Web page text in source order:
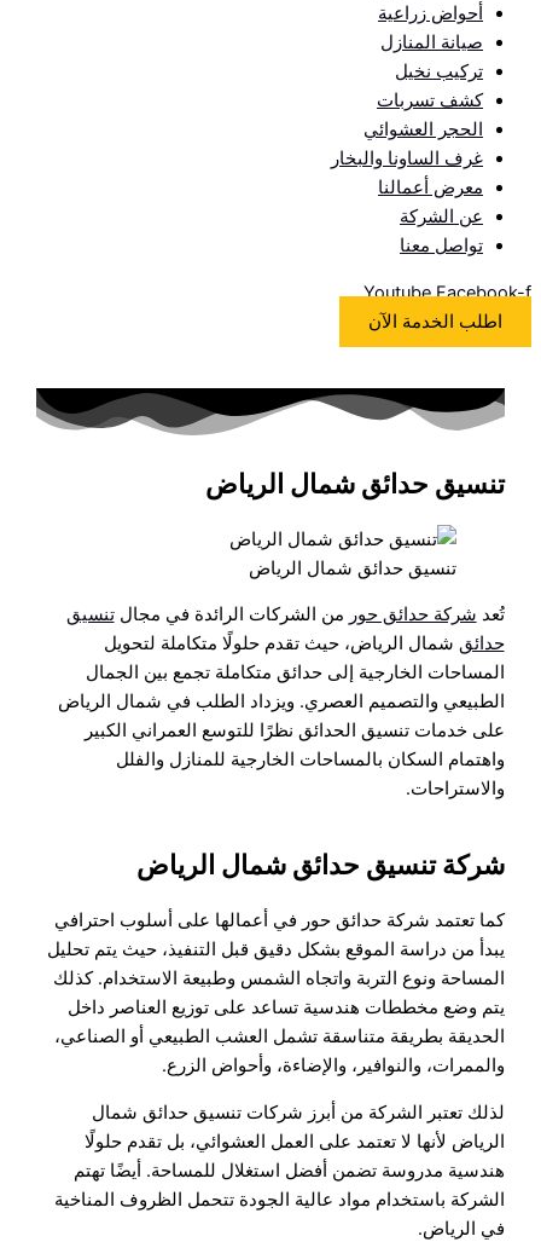
أحواض زراعية
صيانة المنازل
تركيب نخيل
كشف تسربات
الحجر العشوائي
غرف الساونا والبخار
معرض أعمالنا
عن الشركة
تواصل معنا
Youtube Facebook-f
اطلب الخدمة الآن
تنسيق حدائق شمال الرياض
تنسيق حدائق شمال الرياض
تُعد شركة حدائق حور من الشركات الرائدة في مجالتنسيق
حدائق شمال الرياض، حيث تقدم حلولًا متكاملة لتحويل
المساحات الخارجية إلى حدائق متكاملة تجمع بين الجمال
الطبيعي والتصميم العصري. ويزداد الطلب في شمال الرياض
على خدمات تنسيق الحدائق نظرًا للتوسع العمراني الكبير
واهتمام السكان بالمساحات الخارجية للمنازل والفلل
والاستراحات.
شركة تنسيق حدائق شمال الرياض
كما تعتمد شركة حدائق حور في أعمالها على أسلوب احترافي
يبدأ من دراسة الموقع بشكل دقيق قبل التنفيذ، حيث يتم تحليل
المساحة ونوع التربة واتجاه الشمس وطبيعة الاستخدام. كذلك
يتم وضع مخططات هندسية تساعد على توزيع العناصر داخل
الحديقة بطريقة متناسقة تشمل العشب الطبيعي أو الصناعي،
والممرات، والنوافير، والإضاءة، وأحواض الزرع.
لذلك تعتبر الشركة من أبرز شركات تنسيق حدائق شمال
الرياض لأنها لا تعتمد على العمل العشوائي، بل تقدم حلولًا
هندسية مدروسة تضمن أفضل استغلال للمساحة. أيضًا تهتم
الشركة باستخدام مواد عالية الجودة تتحمل الظروف المناخية
في الرياض.